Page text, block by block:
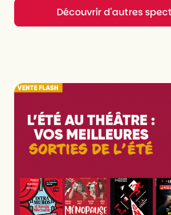
GraphismeArnaud Neubert
Découvrir d'autres